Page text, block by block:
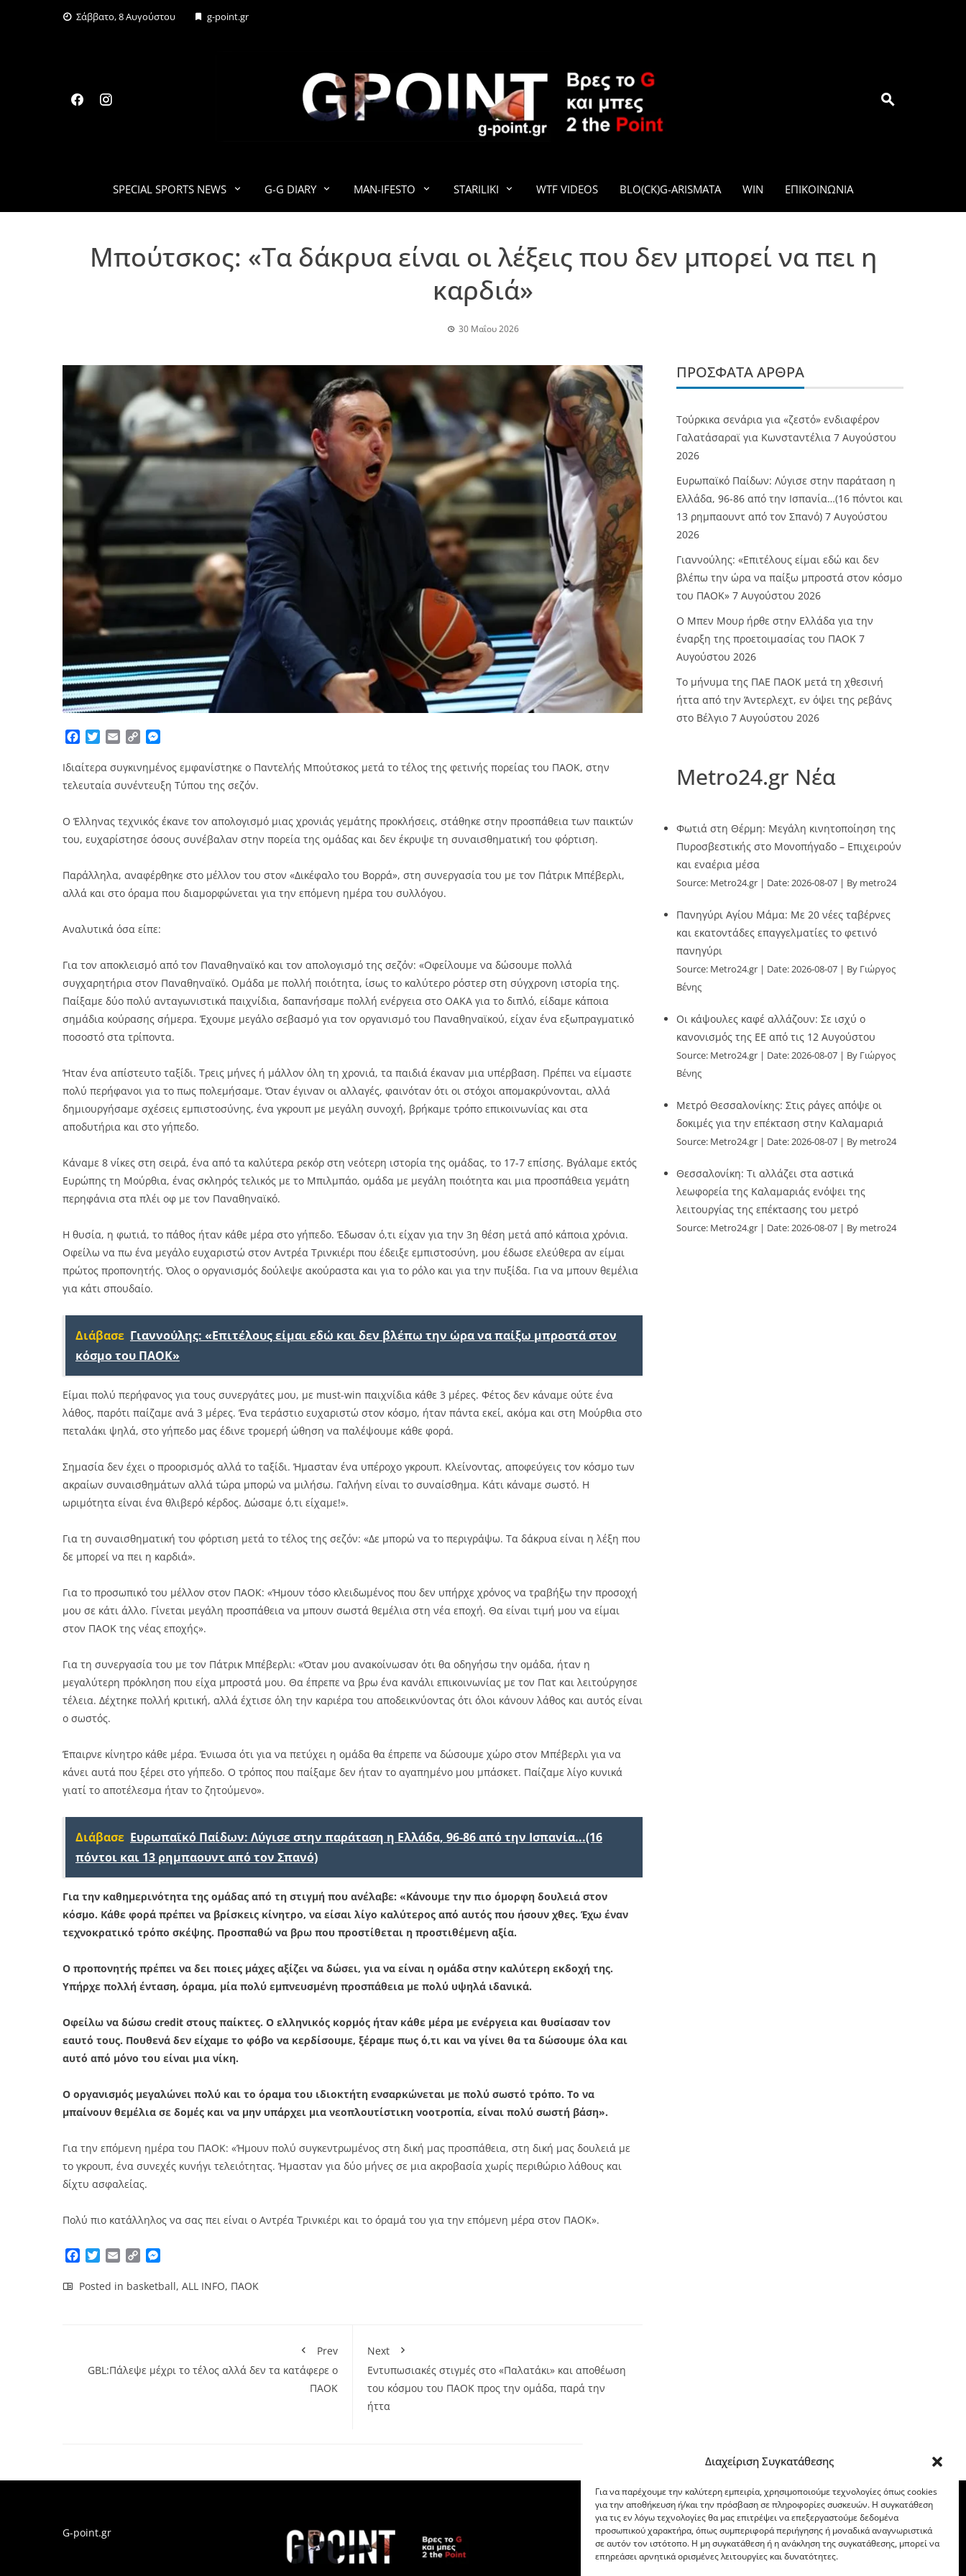
Διαχείριση Συγκατάθεσης
Για να παρέχουμε την καλύτερη εμπειρία, χρησιμοποιούμε τεχνολογίες όπως cookies
για την αποθήκευση ή/και την πρόσβαση σε πληροφορίες συσκευών. Η συγκατάθεση
για τις εν λόγω τεχνολογίες θα μας επιτρέψει να επεξεργαστούμε δεδομένα
προσωπικού χαρακτήρα, όπως συμπεριφορά περιήγησης ή μοναδικά αναγνωριστικά
σε αυτόν τον ιστότοπο. Η μη συγκατάθεση ή η ανάκληση της συγκατάθεσης, μπορεί να
επηρεάσει αρνητικά ορισμένες λειτουργίες και δυνατότητες.
Σάββατο, 8 Αυγούστου g-point.gr
G-POINT.GR
SPECIAL SPORTS NEWS G-G DIARY MAN-IFESTO STARILIKI WTF VIDEOS BLO(CK)G-ARISMATA WIN ΕΠΙΚΟΙΝΩΝΊΑ
Μπούτσκος: «Τα δάκρυα είναι οι λέξεις που δεν μπορεί να πει η
καρδιά»
30 Μαΐου 2026
Facebook
TwitterEmailCopy
Ιδιαίτερα συγκινημένος εμφανίστηκε ο Παντελής Μπούτσκος μετά το τέλος της φετινής πορείας του ΠΑΟΚ, στην
τελευταία συνέντευξη Τύπου της σεζόν.
Ο Έλληνας τεχνικός έκανε τον απολογισμό μιας χρονιάς γεμάτης προκλήσεις, στάθηκε στην προσπάθεια των παικτών
του, ευχαρίστησε όσους συνέβαλαν στην πορεία της ομάδας και δεν έκρυψε τη συναισθηματική του φόρτιση.
Παράλληλα, αναφέρθηκε στο μέλλον του στον «Δικέφαλο του Βορρά», στη συνεργασία του με τον Πάτρικ Μπέβερλι,
αλλά και στο όραμα που διαμορφώνεται για την επόμενη ημέρα του συλλόγου.
Αναλυτικά όσα είπε:
Για τον αποκλεισμό από τον Παναθηναϊκό και τον απολογισμό της σεζόν: «Οφείλουμε να δώσουμε πολλά
συγχαρητήρια στον Παναθηναϊκό. Ομάδα με πολλή ποιότητα, ίσως το καλύτερο ρόστερ στη σύγχρονη ιστορία της.
Παίξαμε δύο πολύ ανταγωνιστικά παιχνίδια, δαπανήσαμε πολλή ενέργεια στο ΟΑΚΑ για το διπλό, είδαμε κάποια
σημάδια κούρασης σήμερα. Έχουμε μεγάλο σεβασμό για τον οργανισμό του Παναθηναϊκού, είχαν ένα εξωπραγματικό
ποσοστό στα τρίποντα.
Ήταν ένα απίστευτο ταξίδι. Τρεις μήνες ή μάλλον όλη τη χρονιά, τα παιδιά έκαναν μια υπέρβαση. Πρέπει να είμαστε
πολύ περήφανοι για το πως πολεμήσαμε. Όταν έγιναν οι αλλαγές, φαινόταν ότι οι στόχοι απομακρύνονται, αλλά
δημιουργήσαμε σχέσεις εμπιστοσύνης, ένα γκρουπ με μεγάλη συνοχή, βρήκαμε τρόπο επικοινωνίας και στα
αποδυτήρια και στο γήπεδο.
Κάναμε 8 νίκες στη σειρά, ένα από τα καλύτερα ρεκόρ στη νεότερη ιστορία της ομάδας, το 17-7 επίσης. Βγάλαμε εκτός
Ευρώπης τη Μούρθια, ένας σκληρός τελικός με το Μπιλμπάο, ομάδα με μεγάλη ποιότητα και μια προσπάθεια γεμάτη
περηφάνια στα πλέι οφ με τον Παναθηναϊκό.
Η θυσία, η φωτιά, το πάθος ήταν κάθε μέρα στο γήπεδο. Έδωσαν ό,τι είχαν για την 3η θέση μετά από κάποια χρόνια.
Οφείλω να πω ένα μεγάλο ευχαριστώ στον Αντρέα Τρινκιέρι που έδειξε εμπιστοσύνη, μου έδωσε ελεύθερα αν είμαι
πρώτος προπονητής. Όλος ο οργανισμός δούλεψε ακούραστα και για το ρόλο και για την πυξίδα. Για να μπουν θεμέλια
για κάτι σπουδαίο.
Διάβασε Γιαννούλης: «Επιτέλους είμαι εδώ και δεν βλέπω την ώρα να παίξω μπροστά στον
κόσμο του ΠΑΟΚ»
Είμαι πολύ περήφανος για τους συνεργάτες μου, με must-win παιχνίδια κάθε 3 μέρες. Φέτος δεν κάναμε ούτε ένα
λάθος, παρότι παίζαμε ανά 3 μέρες. Ένα τεράστιο ευχαριστώ στον κόσμο, ήταν πάντα εκεί, ακόμα και στη Μούρθια στο
πεταλάκι ψηλά, στο γήπεδο μας έδινε τρομερή ώθηση να παλέψουμε κάθε φορά.
Σημασία δεν έχει ο προορισμός αλλά το ταξίδι. Ήμασταν ένα υπέροχο γκρουπ. Κλείνοντας, αποφεύγεις τον κόσμο των
ακραίων συναισθημάτων αλλά τώρα μπορώ να μιλήσω. Γαλήνη είναι το συναίσθημα. Κάτι κάναμε σωστό. Η
ωριμότητα είναι ένα θλιβερό κέρδος. Δώσαμε ό,τι είχαμε!».
Για τη συναισθηματική του φόρτιση μετά το τέλος της σεζόν: «Δε μπορώ να το περιγράψω. Τα δάκρυα είναι η λέξη που
δε μπορεί να πει η καρδιά».
Για το προσωπικό του μέλλον στον ΠΑΟΚ: «Ήμουν τόσο κλειδωμένος που δεν υπήρχε χρόνος να τραβήξω την προσοχή
μου σε κάτι άλλο. Γίνεται μεγάλη προσπάθεια να μπουν σωστά θεμέλια στη νέα εποχή. Θα είναι τιμή μου να είμαι
στον ΠΑΟΚ της νέας εποχής».
Για τη συνεργασία του με τον Πάτρικ Μπέβερλι: «Όταν μου ανακοίνωσαν ότι θα οδηγήσω την ομάδα, ήταν η
μεγαλύτερη πρόκληση που είχα μπροστά μου. Θα έπρεπε να βρω ένα κανάλι επικοινωνίας με τον Πατ και λειτούργησε
τέλεια. Δέχτηκε πολλή κριτική, αλλά έχτισε όλη την καριέρα του αποδεικνύοντας ότι όλοι κάνουν λάθος και αυτός είναι
ο σωστός.
Έπαιρνε κίνητρο κάθε μέρα. Ένιωσα ότι για να πετύχει η ομάδα θα έπρεπε να δώσουμε χώρο στον Μπέβερλι για να
κάνει αυτά που ξέρει στο γήπεδο. Ο τρόπος που παίξαμε δεν ήταν το αγαπημένο μου μπάσκετ. Παίζαμε λίγο κυνικά
γιατί το αποτέλεσμα ήταν το ζητούμενο».
Διάβασε Ευρωπαϊκό Παίδων: Λύγισε στην παράταση η Ελλάδα, 96-86 από την Ισπανία...(16
πόντοι και 13 ρημπαουντ από τον Σπανό)
Για την καθημερινότητα της ομάδας από τη στιγμή που ανέλαβε: «Κάνουμε την πιο όμορφη δουλειά στον
κόσμο. Κάθε φορά πρέπει να βρίσκεις κίνητρο, να είσαι λίγο καλύτερος από αυτός που ήσουν χθες. Έχω έναν
τεχνοκρατικό τρόπο σκέψης. Προσπαθώ να βρω που προστίθεται η προστιθέμενη αξία.
Ο προπονητής πρέπει να δει ποιες μάχες αξίζει να δώσει, για να είναι η ομάδα στην καλύτερη εκδοχή της.
Υπήρχε πολλή ένταση, όραμα, μία πολύ εμπνευσμένη προσπάθεια με πολύ υψηλά ιδανικά.
Οφείλω να δώσω credit στους παίκτες. Ο ελληνικός κορμός ήταν κάθε μέρα με ενέργεια και θυσίασαν τον
εαυτό τους. Πουθενά δεν είχαμε το φόβο να κερδίσουμε, ξέραμε πως ό,τι και να γίνει θα τα δώσουμε όλα και
αυτό από μόνο του είναι μια νίκη.
Ο οργανισμός μεγαλώνει πολύ και το όραμα του ιδιοκτήτη ενσαρκώνεται με πολύ σωστό τρόπο. Το να
μπαίνουν θεμέλια σε δομές και να μην υπάρχει μια νεοπλουτίστικη νοοτροπία, είναι πολύ σωστή βάση».
Για την επόμενη ημέρα του ΠΑΟΚ: «Ήμουν πολύ συγκεντρωμένος στη δική μας προσπάθεια, στη δική μας δουλειά με
το γκρουπ, ένα συνεχές κυνήγι τελειότητας. Ήμασταν για δύο μήνες σε μια ακροβασία χωρίς περιθώριο λάθους και
δίχτυ ασφαλείας.
Πολύ πιο κατάλληλος να σας πει είναι ο Αντρέα Τρινκιέρι και το όραμά του για την επόμενη μέρα στον ΠΑΟΚ».
Facebook
TwitterEmailCopy
Posted in basketball, ALL INFO, ΠΑΟΚ
Prev
GBL:Πάλεψε μέχρι το τέλος αλλά δεν τα κατάφερε ο
ΠΑΟΚ
Next
Εντυπωσιακές στιγμές στο «Παλατάκι» και αποθέωση
του κόσμου του ΠΑΟΚ προς την ομάδα, παρά την
ήττα
ΠΡΌΣΦΑΤΑ ΆΡΘΡΑ
Τούρκικα σενάρια για «ζεστό» ενδιαφέρον
Γαλατάσαραϊ για Κωνσταντέλια 7 Αυγούστου
2026
Ευρωπαϊκό Παίδων: Λύγισε στην παράταση η
Ελλάδα, 96-86 από την Ισπανία…(16 πόντοι και
13 ρημπαουντ από τον Σπανό) 7 Αυγούστου
2026
Γιαννούλης: «Επιτέλους είμαι εδώ και δεν
βλέπω την ώρα να παίξω μπροστά στον κόσμο
του ΠΑΟΚ» 7 Αυγούστου 2026
O Mπεν Μουρ ήρθε στην Ελλάδα για την
έναρξη της προετοιμασίας του ΠΑΟΚ 7
Αυγούστου 2026
Το μήνυμα της ΠΑΕ ΠΑΟΚ μετά τη χθεσινή
ήττα από την Άντερλεχτ, εν όψει της ρεβάνς
στο Βέλγιο 7 Αυγούστου 2026
Metro24.gr Νέα
Φωτιά στη Θέρμη: Μεγάλη κινητοποίηση της
Πυροσβεστικής στο Μονοπήγαδο – Επιχειρούν
και εναέρια μέσα
Source: Metro24.gr Date: 2026-08-07 By metro24
Πανηγύρι Αγίου Μάμα: Με 20 νέες ταβέρνες
και εκατοντάδες επαγγελματίες το φετινό
πανηγύρι
Source: Metro24.gr Date: 2026-08-07
By Γιώργος
Βένης
Οι κάψουλες καφέ αλλάζουν: Σε ισχύ ο
κανονισμός της ΕΕ από τις 12 Αυγούστου
Source: Metro24.gr Date: 2026-08-07
By Γιώργος
Βένης
Μετρό Θεσσαλονίκης: Στις ράγες απόψε οι
δοκιμές για την επέκταση στην Καλαμαριά
Source: Metro24.gr Date: 2026-08-07 By metro24
Θεσσαλονίκη: Τι αλλάζει στα αστικά
λεωφορεία της Καλαμαριάς ενόψει της
λειτουργίας της επέκτασης του μετρό
Source: Metro24.gr Date: 2026-08-07 By metro24
G-point.gr